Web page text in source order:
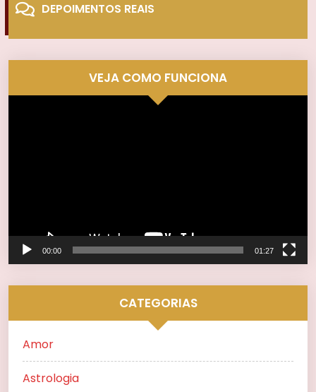
DEPOIMENTOS REAIS
VEJA COMO FUNCIONA
00:00 01:27
CATEGORIAS
Amor
Astrologia